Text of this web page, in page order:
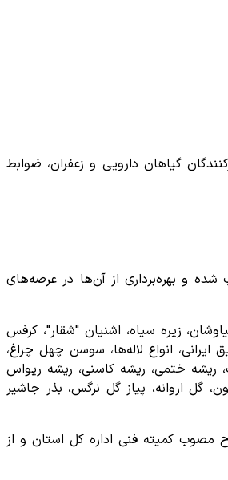
گیاهان دارویی و زعفران، ضوابط
و بهره‌برداری از آن‌ها در عرصه‌های
شقاقل، پرسیاوشان، زیره سیاه، اشنیان "شقار"، کرفس
انواع لاله‌ها، سوسن چهل چراغ،
ریشه ختمی، ریشه کاسنی، ریشه ریواس
اروانه، پیاز گل نرگس، بذر جاشیر
مصوب کمیته فنی اداره کل استان و از